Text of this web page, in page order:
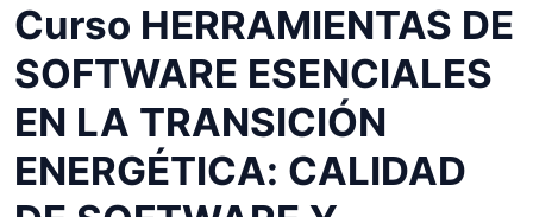
Curso HERRAMIENTAS DE
SOFTWARE ESENCIALES
EN LA TRANSICIÓN
ENERGÉTICA: CALIDAD